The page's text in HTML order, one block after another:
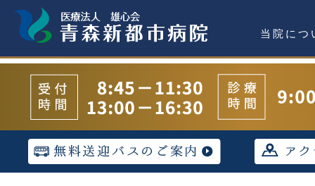
当院につ